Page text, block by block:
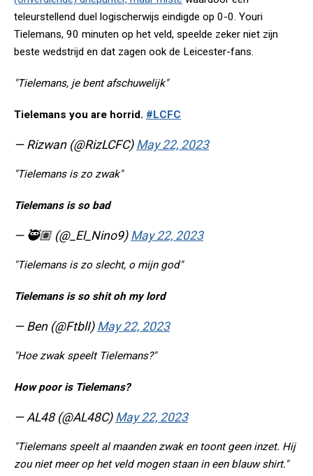
teleurstellend duel logischerwijs eindigde op 0-0. Youri
Tielemans, 90 minuten op het veld, speelde zeker niet zijn
beste wedstrijd en dat zagen ook de Leicester-fans.
"Tielemans, je bent afschuwelijk"
Tielemans you are horrid. #LCFC
— Rizwan (@RizLCFC) May 22, 2023
"Tielemans is zo zwak"
Tielemans is so bad
— 🥷🏽 (@_El_Nino9) May 22, 2023
"Tielemans is zo slecht, o mijn god"
Tielemans is so shit oh my lord
— Ben (@FtblI) May 22, 2023
"Hoe zwak speelt Tielemans?"
How poor is Tielemans?
— AL48 (@AL48C) May 22, 2023
"Tielemans speelt al maanden zwak en toont geen inzet. Hij
zou niet meer op het veld mogen staan in een blauw shirt."